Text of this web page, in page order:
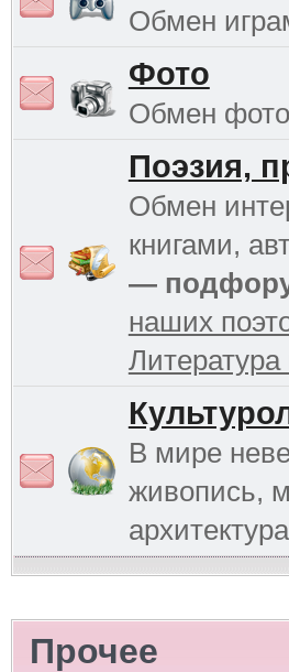
Обмен
Фото
Обмен
Поэзия,
Обмен
книгами,
—
наших
В мире
живопись,
архитектура
Прочее